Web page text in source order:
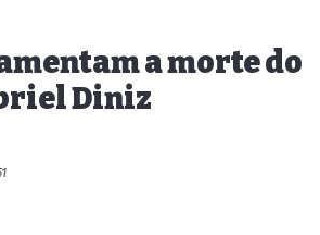
a morte do
Diniz